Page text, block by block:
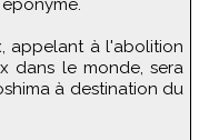
appelant à l'abolition
dans le monde, sera
à destination du